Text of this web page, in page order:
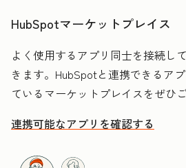
HubSpotマーケットプレイス
よく使用するアプリ同士を接続し
きます。HubSpotと連携できるア
ているマーケットプレイスをぜひ
連携可能なアプリを確認する